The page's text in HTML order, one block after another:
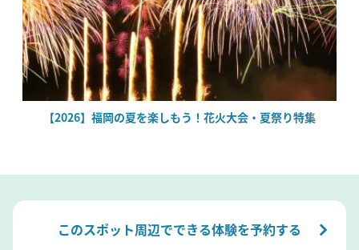
【2026】福岡の夏を楽しもう！花火大会・夏祭り特集
このスポット周辺でできる体験を予約する